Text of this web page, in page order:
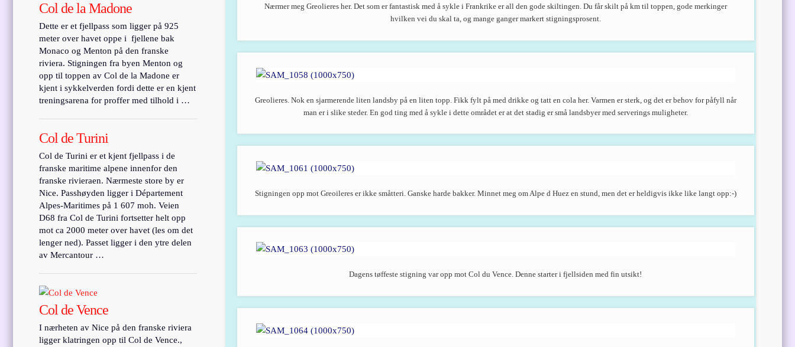
Nærmer meg Greolieres her. Det som er fantastisk med å sykle i Frankrike er all den gode skiltingen. Du får skilt på km til toppen, gode merkinger
hvilken vei du skal ta, og mange ganger markert stigningsprosent.
Greolieres. Nok en sjarmerende liten landsby på en liten topp. Fikk fylt på med drikke og tatt en cola her. Varmen er sterk, og det er behov for påfyll når
man er i slike steder. En god ting med å sykle i dette området er at det stadig er små landsbyer med serverings muligheter.
Stigningen opp mot Greoileres er ikke småtteri. Ganske harde bakker. Minnet meg om Alpe d Huez en stund, men det er heldigvis ikke like langt opp:-)
Dagens tøffeste stigning var opp mot Col du Vence. Denne starter i fjellsiden med fin utsikt!
Col de la Madone
Dette er et fjellpass som ligger på 925
meter over havet oppe i fjellene bak
Monaco og Menton på den franske
riviera. Stigningen fra byen Menton og
opp til toppen av Col de la Madone er
kjent i sykkelverden fordi dette er en kjent
treningsarena for proffer med tilhold i …
Col de Turini
Col de Turini er et kjent fjellpass i de
franske maritime alpene innenfor den
franske rivieraen. Nærmeste store by er
Nice. Passhøyden ligger i Département
Alpes-Maritimes på 1 607 moh. Veien
D68 fra Col de Turini fortsetter helt opp
mot ca 2000 meter over havet (les om det
lenger ned). Passet ligger i den ytre delen
av Mercantour …
Col de Vence
I nærheten av Nice på den franske riviera
ligger klatringen opp til Col de Vence.,